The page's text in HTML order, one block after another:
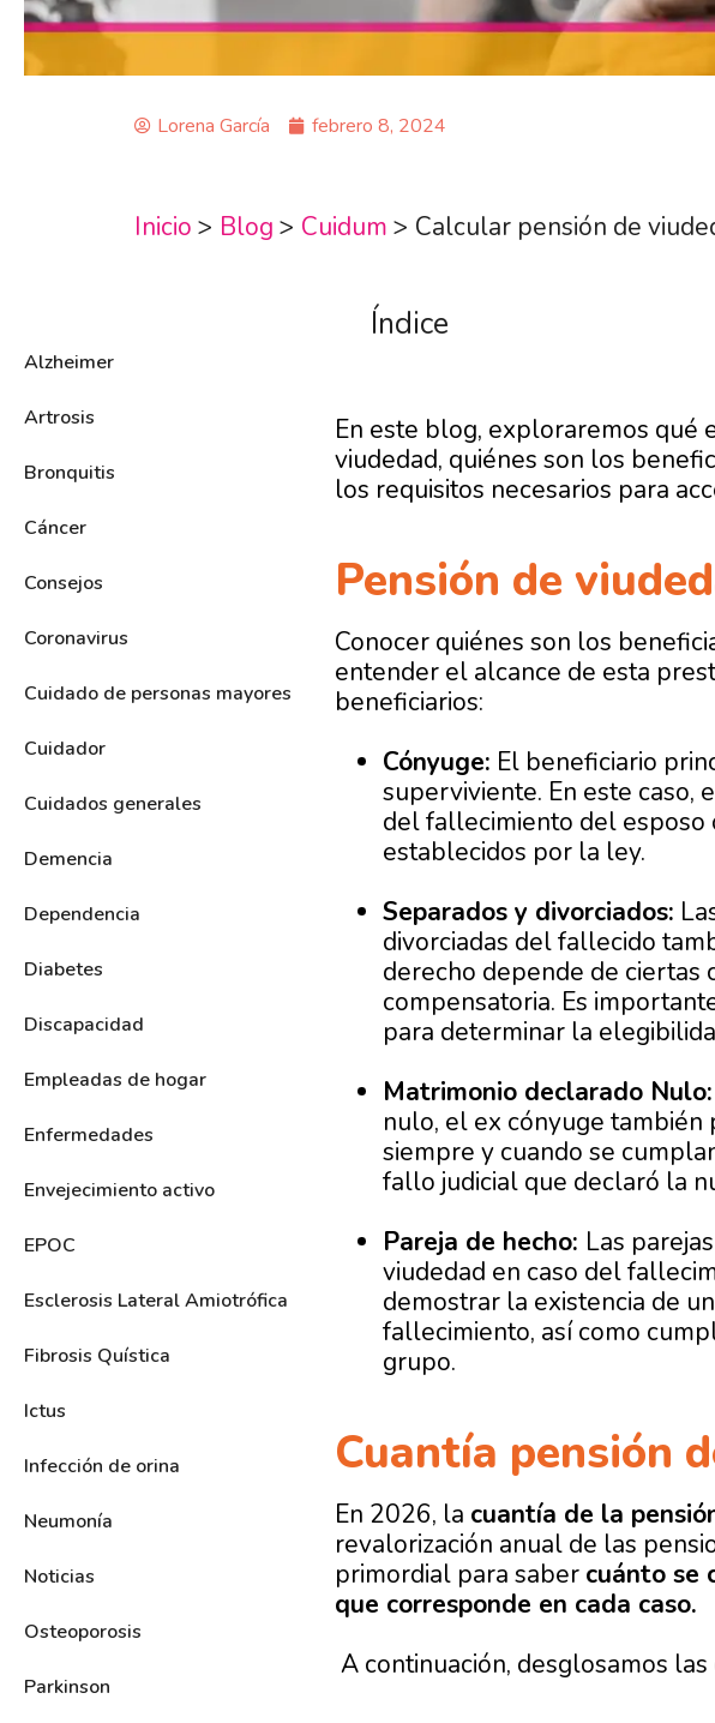
Lorena García febrero 8, 2024
Inicio > Blog > Cuidum > Calcular pensión de
Alzheimer
Artrosis
Bronquitis
Cáncer
Consejos
Coronavirus
Cuidado de personas mayores
Cuidador
Cuidados generales
Demencia
Dependencia
Diabetes
Discapacidad
Empleadas de hogar
Enfermedades
Envejecimiento activo
EPOC
Esclerosis Lateral Amiotrófica
Fibrosis Quística
Ictus
Infección de orina
Neumonía
Noticias
Osteoporosis
Parkinson
Índice
En este blog, exploraremos qué
viudedad, quiénes son los
los requisitos necesarios para
Pensión de
Conocer quiénes son los
entender el alcance de esta
beneficiarios:
Cónyuge: El beneficiario
superviviente. En este caso,
del fallecimiento del esposo
establecidos por la ley.
Separados y divorciados:
divorciadas del fallecido
derecho depende de ciertas
compensatoria. Es
para determinar la
Matrimonio declarado Nulo:
nulo, el ex cónyuge también
siempre y cuando se
fallo judicial que declaró la
Pareja de hecho: Las
viudedad en caso del
demostrar la existencia de
fallecimiento, así como
grupo.
Cuantía pensión
En 2026, la cuantía de la
revalorización anual de las
primordial para saber cuánto se
que corresponde en cada caso.
A continuación, desglosamos